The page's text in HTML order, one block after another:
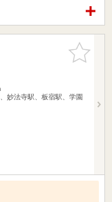
お気に入
りに追加
法寺駅、板宿駅、学園